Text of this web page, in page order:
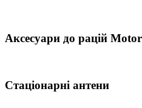
Аксесуари до рацій
Стаціонарні антени